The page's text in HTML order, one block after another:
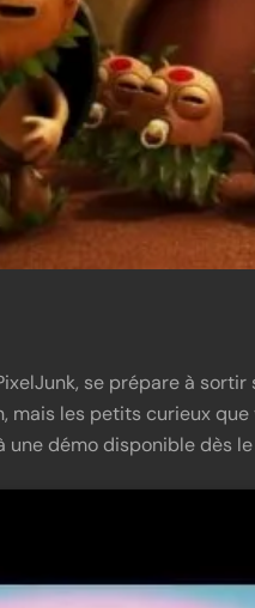
se prépare à
mais les petits curieux
une démo disponible dès